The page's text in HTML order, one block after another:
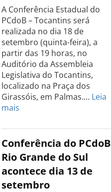
A Conferência Estadual do
PCdoB – Tocantins será
realizada no dia 18 de
setembro (quinta-feira), a
partir das 19 horas, no
Auditório da Assembleia
Legislativa do Tocantins,
localizado na Praça dos
Girassóis, em Palmas.… Leia
mais
Estadual
do
Tocantins
será
realizada
Conferência do PCdoB
Rio Grande do Sul
acontece dia 13 de
setembro